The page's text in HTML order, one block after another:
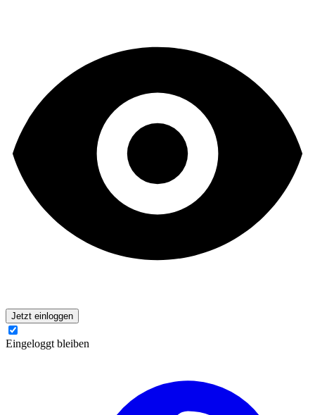
Jetzt einloggen
Eingeloggt bleiben